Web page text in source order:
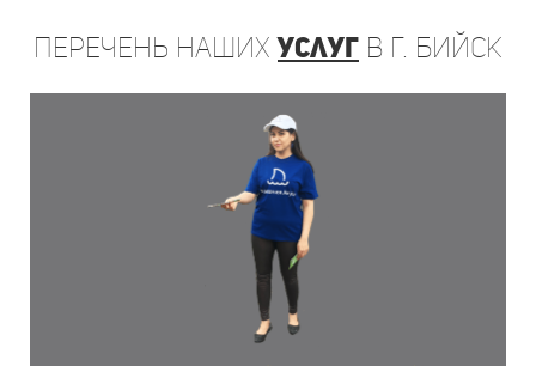
Перечень нашихуслуг в г. Бийск